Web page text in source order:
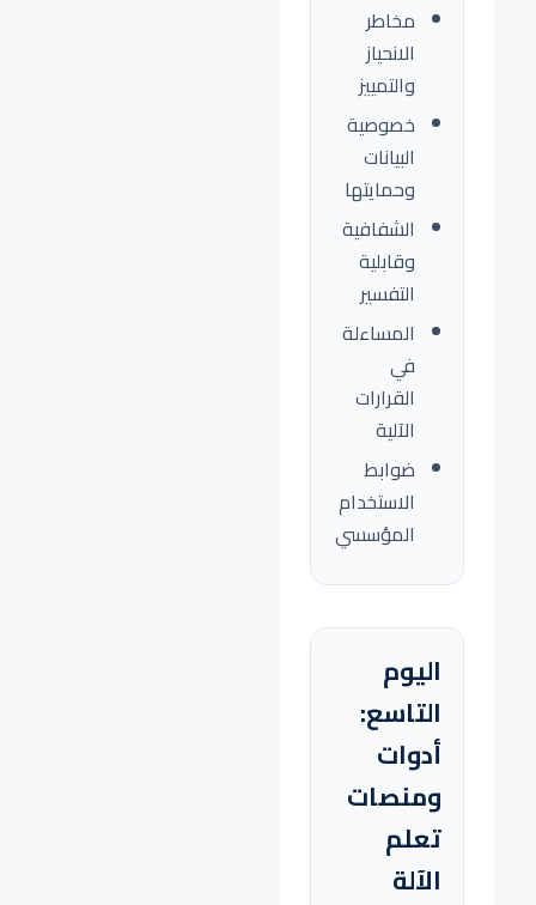
مخاطر
الانحياز
والتمييز
خصوصية
البيانات
وحمايتها
الشفافية
وقابلية
التفسير
المساءلة
في
القرارات
الآلية
ضوابط
الاستخدام
المؤسسي
اليوم
التاسع:
أدوات
ومنصات
تعلم
الآلة